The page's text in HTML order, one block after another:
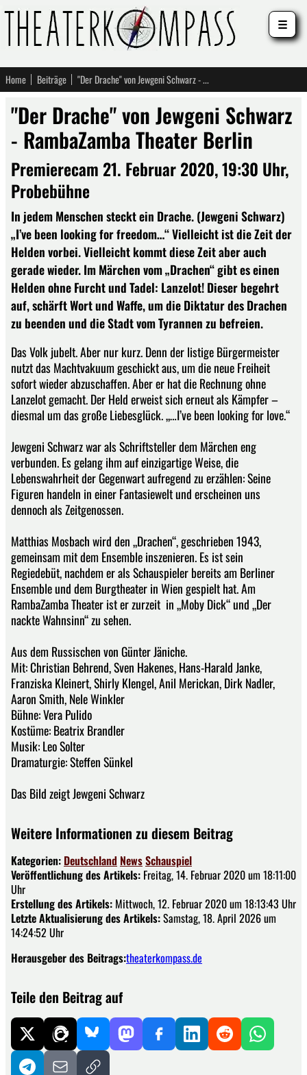
Home Beiträge "Der Drache" von Jewgeni Schwarz - RambaZamba Theater Berlin
"Der Drache" von Jewgeni Schwarz
- RambaZamba Theater Berlin
Premierecam 21. Februar 2020, 19:30 Uhr,
Probebühne
In jedem Menschen steckt ein Drache. (Jewgeni Schwarz)
„I’ve been looking for freedom…“ Vielleicht ist die Zeit der
Helden vorbei. Vielleicht kommt diese Zeit aber auch
gerade wieder. Im Märchen vom „Drachen“ gibt es einen
Helden ohne Furcht und Tadel: Lanzelot! Dieser begehrt
auf, schärft Wort und Waffe, um die Diktatur des Drachen
zu beenden und die Stadt vom Tyrannen zu befreien.
Das Volk jubelt. Aber nur kurz. Denn der listige Bürgermeister
nutzt das Machtvakuum geschickt aus, um die neue Freiheit
sofort wieder abzuschaffen. Aber er hat die Rechnung ohne
Lanzelot gemacht. Der Held erweist sich erneut als Kämpfer –
diesmal um das große Liebesglück. „…I’ve been looking for love.“
Jewgeni Schwarz war als Schriftsteller dem Märchen eng
verbunden. Es gelang ihm auf einzigartige Weise, die
Lebenswahrheit der Gegenwart aufregend zu erzählen: Seine
Figuren handeln in einer Fantasiewelt und erscheinen uns
dennoch als Zeitgenossen.
Matthias Mosbach wird den „Drachen“, geschrieben 1943,
gemeinsam mit dem Ensemble inszenieren. Es ist sein
Regiedebüt, nachdem er als Schauspieler bereits am Berliner
Ensemble und dem Burgtheater in Wien gespielt hat. Am
RambaZamba Theater ist er zurzeit in „Moby Dick“ und „Der
nackte Wahnsinn“ zu sehen.
Aus dem Russischen von Günter Jäniche.
Mit: Christian Behrend, Sven Hakenes, Hans-Harald Janke,
Franziska Kleinert, Shirly Klengel, Anil Merickan, Dirk Nadler,
Aaron Smith, Nele Winkler
Bühne: Vera Pulido
Kostüme: Beatrix Brandler
Musik: Leo Solter
Dramaturgie: Steffen Sünkel
Das Bild zeigt Jewgeni Schwarz
Weitere Informationen zu diesem Beitrag
Kategorien: Deutschland NewsSchauspiel
Veröffentlichung des Artikels: Freitag, 14. Februar 2020 um 18:11:00
Uhr
Erstellung des Artikels: Mittwoch, 12. Februar 2020 um 18:13:43 Uhr
Letzte Aktualisierung des Artikels:Samstag, 18. April 2026 um
14:24:52 Uhr
Herausgeber des Beitrags:theaterkompass.de
Teile den Beitrag auf
☰